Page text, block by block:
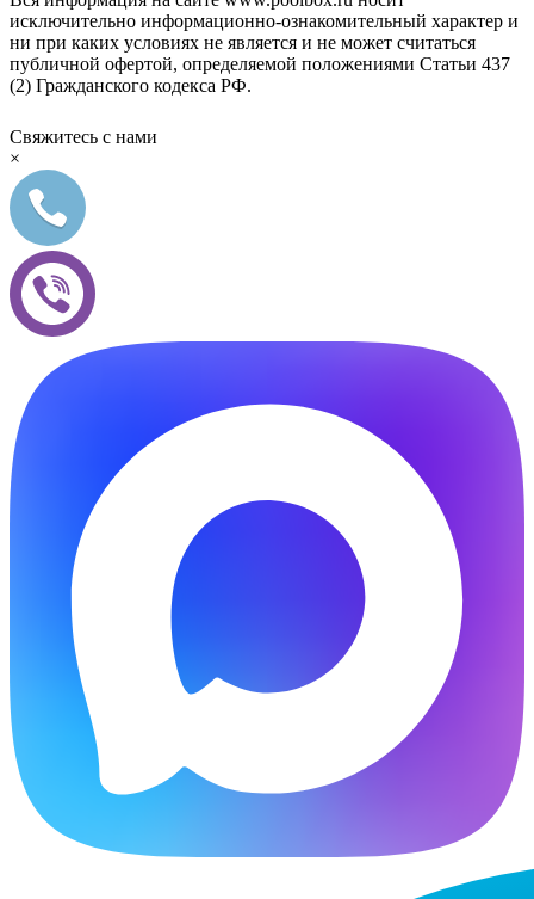
исключительно информационно-ознакомительный характер и
ни при каких условиях не является и не может считаться
публичной офертой, определяемой положениями Статьи 437
(2) Гражданского кодекса РФ.
Свяжитесь с нами
×